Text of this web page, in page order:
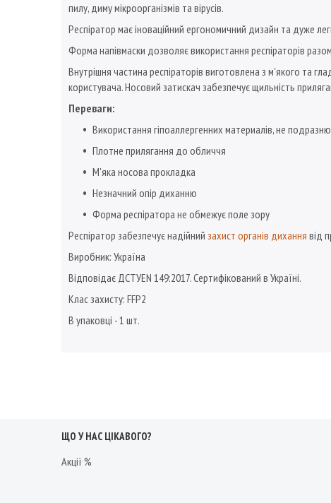
пилу, диму мікроорганізмів та вірусів.
Респіратор має іноваційний ергономичний дизайн та дуже
Форма напівмаски дозволяє використання респіраторів
Внутрішня частина респіраторів виготовлена з м'якого та
користувача. Носовий затискач забезпечує щильність
Переваги:
Використання гіпоаллергенних материалів, не
Плотне прилягання до обличчя
М'яка носова прокладка
Незначний опір диханню
Форма респіратора не обмежує поле зору
Респіратор забезпечує надійний захист органів дихання від
Виробник: Україна
Відповідає ДСТУEN 149:2017. Сертифікований в Україні.
Клас захисту: FFP2
В упаковці - 1 шт.
ЩО У НАС ЦІКАВОГО?
Акції %